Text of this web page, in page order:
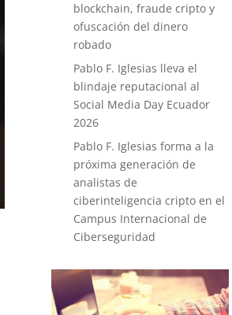
blockchain, fraude cripto y
ofuscación del dinero
robado
Pablo F. Iglesias lleva el
blindaje reputacional al
Social Media Day Ecuador
2026
Pablo F. Iglesias forma a la
próxima generación de
analistas de
ciberinteligencia cripto en el
Campus Internacional de
Ciberseguridad